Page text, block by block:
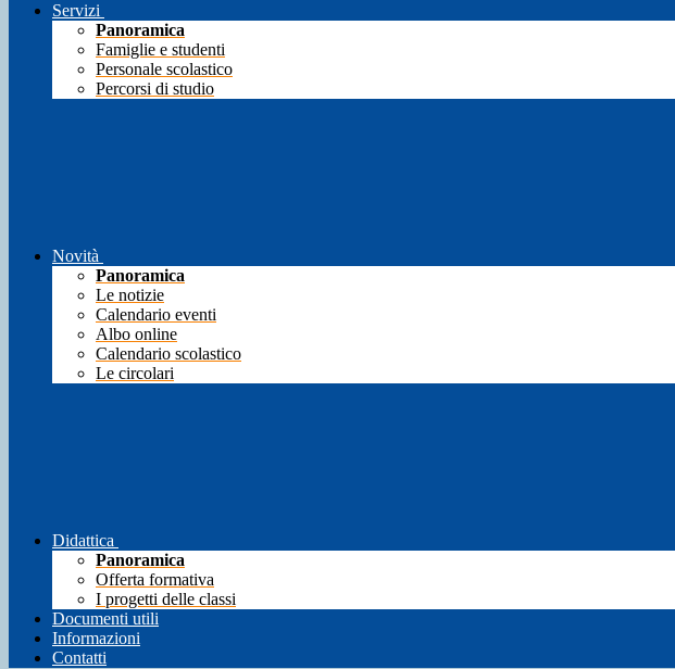
Servizi
Panoramica
Famiglie e studenti
Personale scolastico
Percorsi di studio
Novità
Panoramica
Le notizie
Calendario eventi
Albo online
Calendario scolastico
Le circolari
Didattica
Panoramica
Offerta formativa
I progetti delle classi
Documenti utili
Informazioni
Contatti